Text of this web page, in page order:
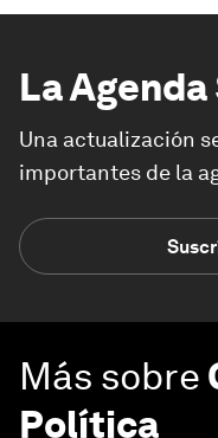
La Agenda
Una actualización
importantes de la
Más sobre
Política